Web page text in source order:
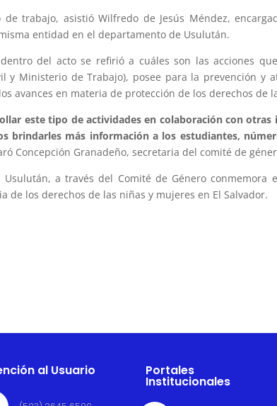
trabajo, asistió Wilfredo de Jesús Méndez,
entidad en el departamento de Usulután.
del acto se refirió a cuáles son las acciones
y Ministerio de Trabajo), posee para la prevención y
avances en materia de protección de los derechos de
este tipo de actividades en colaboración con
brindarles más información a los estudiantes,
Concepción Granadeño, secretaria del comité de
Usulután, a través del Comité de Género
de los derechos de las niñas y mujeres en El Salvador.
al Usuario Portales
Institucionales